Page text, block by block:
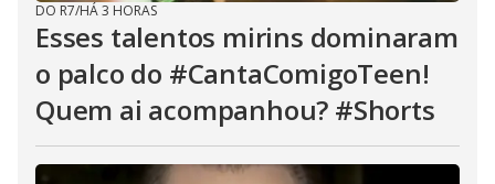
DO R7/HÁ 3 HORAS
Esses talentos mirins dominaram
o palco do #CantaComigoTeen!
Quem ai acompanhou? #Shorts